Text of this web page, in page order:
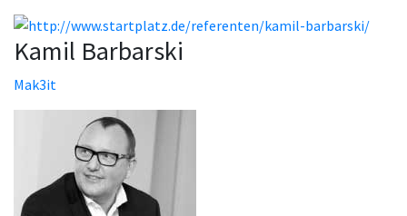
Kamil Barbarski
Mak3it